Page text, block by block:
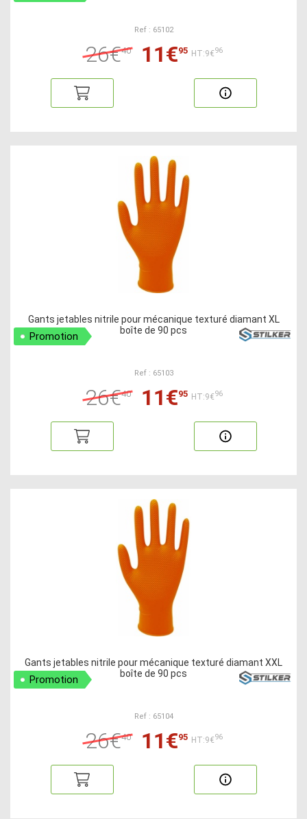
Ref : 65102
26€40 11€95 HT:9€96
Gants jetables nitrile pour mécanique texturé diamant XL
boîte de 90 pcs
Promotion
Ref : 65103
26€40 11€95 HT:9€96
Gants jetables nitrile pour mécanique texturé diamant XXL
boîte de 90 pcs
Promotion
Ref : 65104
26€40 11€95 HT:9€96